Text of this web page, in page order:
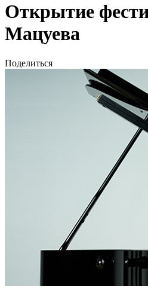
Открытие
Мацуева
Поделиться